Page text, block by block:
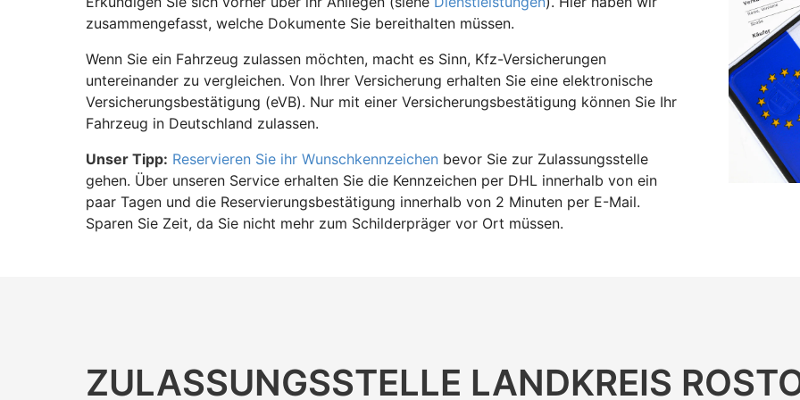
zusammengefasst, welche Dokumente Sie bereithalten müssen.
Wenn Sie ein Fahrzeug zulassen möchten, macht es Sinn, Kfz-Versicherungen
untereinander zu vergleichen. Von Ihrer Versicherung erhalten Sie eine elektronische
Versicherungsbestätigung (eVB). Nur mit einer Versicherungsbestätigung können Sie Ihr
Fahrzeug in Deutschland zulassen.
Unser Tipp: Reservieren Sie ihr Wunschkennzeichen bevor Sie zur Zulassungsstelle
gehen. Über unseren Service erhalten Sie die Kennzeichen per DHL innerhalb von ein
paar Tagen und die Reservierungsbestätigung innerhalb von 2 Minuten per E-Mail.
Sparen Sie Zeit, da Sie nicht mehr zum Schilderpräger vor Ort müssen.
ZULASSUNGS­STELLE LANDKREIS